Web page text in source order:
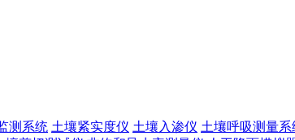
测系统 土壤紧实度仪 土壤入渗仪 土壤呼吸测量系